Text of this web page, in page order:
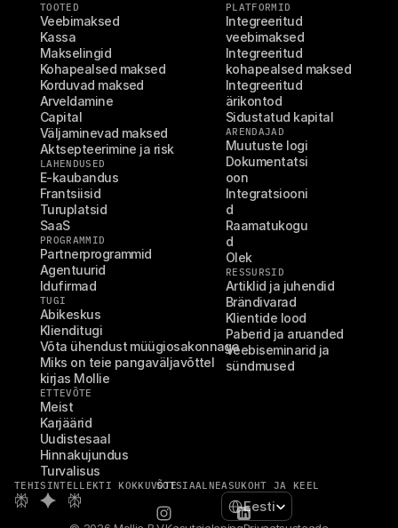
TOOTED
Veebimaksed
Kassa
Makselingid
Kohapealsed maksed
Korduvad maksed
Arveldamine
Capital
Väljaminevad maksed
Aktsepteerimine ja risk
LAHENDUSED
E-kaubandus
Frantsiisid
Turuplatsid
SaaS
PROGRAMMID
Partnerprogrammid
Agentuurid
Idufirmad
TUGI
Abikeskus
Klienditugi
Võta ühendust müügiosakonnaga
Miks on teie pangaväljavõttel
kirjas Mollie
ETTEVÕTE
Meist
Karjäärid
Uudistesaal
Hinnakujundus
Turvalisus
PLATFORMID
Integreeritud
veebimaksed
Integreeritud
kohapealsed maksed
Integreeritud
ärikontod
Sidustatud kapital
ARENDAJAD
Muutuste logi
Dokumentatsi
oon
Integratsiooni
d
Raamatukogu
d
Olek
RESSURSID
Artiklid ja juhendid
Brändivarad
Klientide lood
Paberid ja aruanded
Veebiseminarid ja
sündmused
TEHISINTELLEKTI KOKKUVÕTESOTSIAALNEASUKOHT JA KEEL
Select Language
Eesti